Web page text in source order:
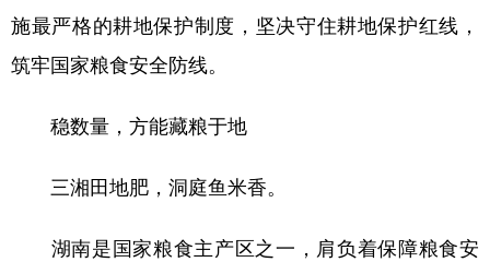
施最严格的耕地保护制度，坚决守住耕地保护红线，
筑牢国家粮食安全防线。
稳数量，方能藏粮于地
三湘田地肥，洞庭鱼米香。
湖南是国家粮食主产区之一，肩负着保障粮食安